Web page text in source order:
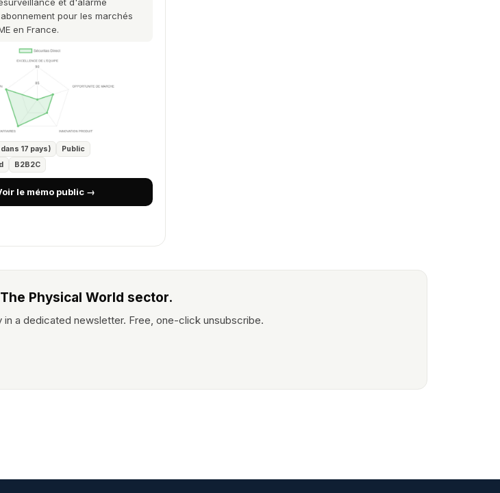
pour les marchés
en France.
17 pays)
Public
B2B2C
le mémo public →
Physical World sector.
a dedicated newsletter. Free, one-click unsubscribe.